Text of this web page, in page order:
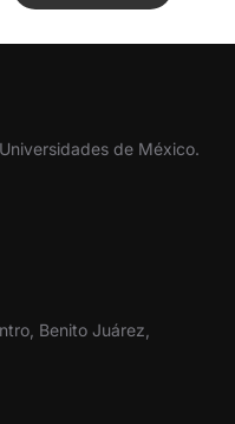
de México.
Benito Juárez,